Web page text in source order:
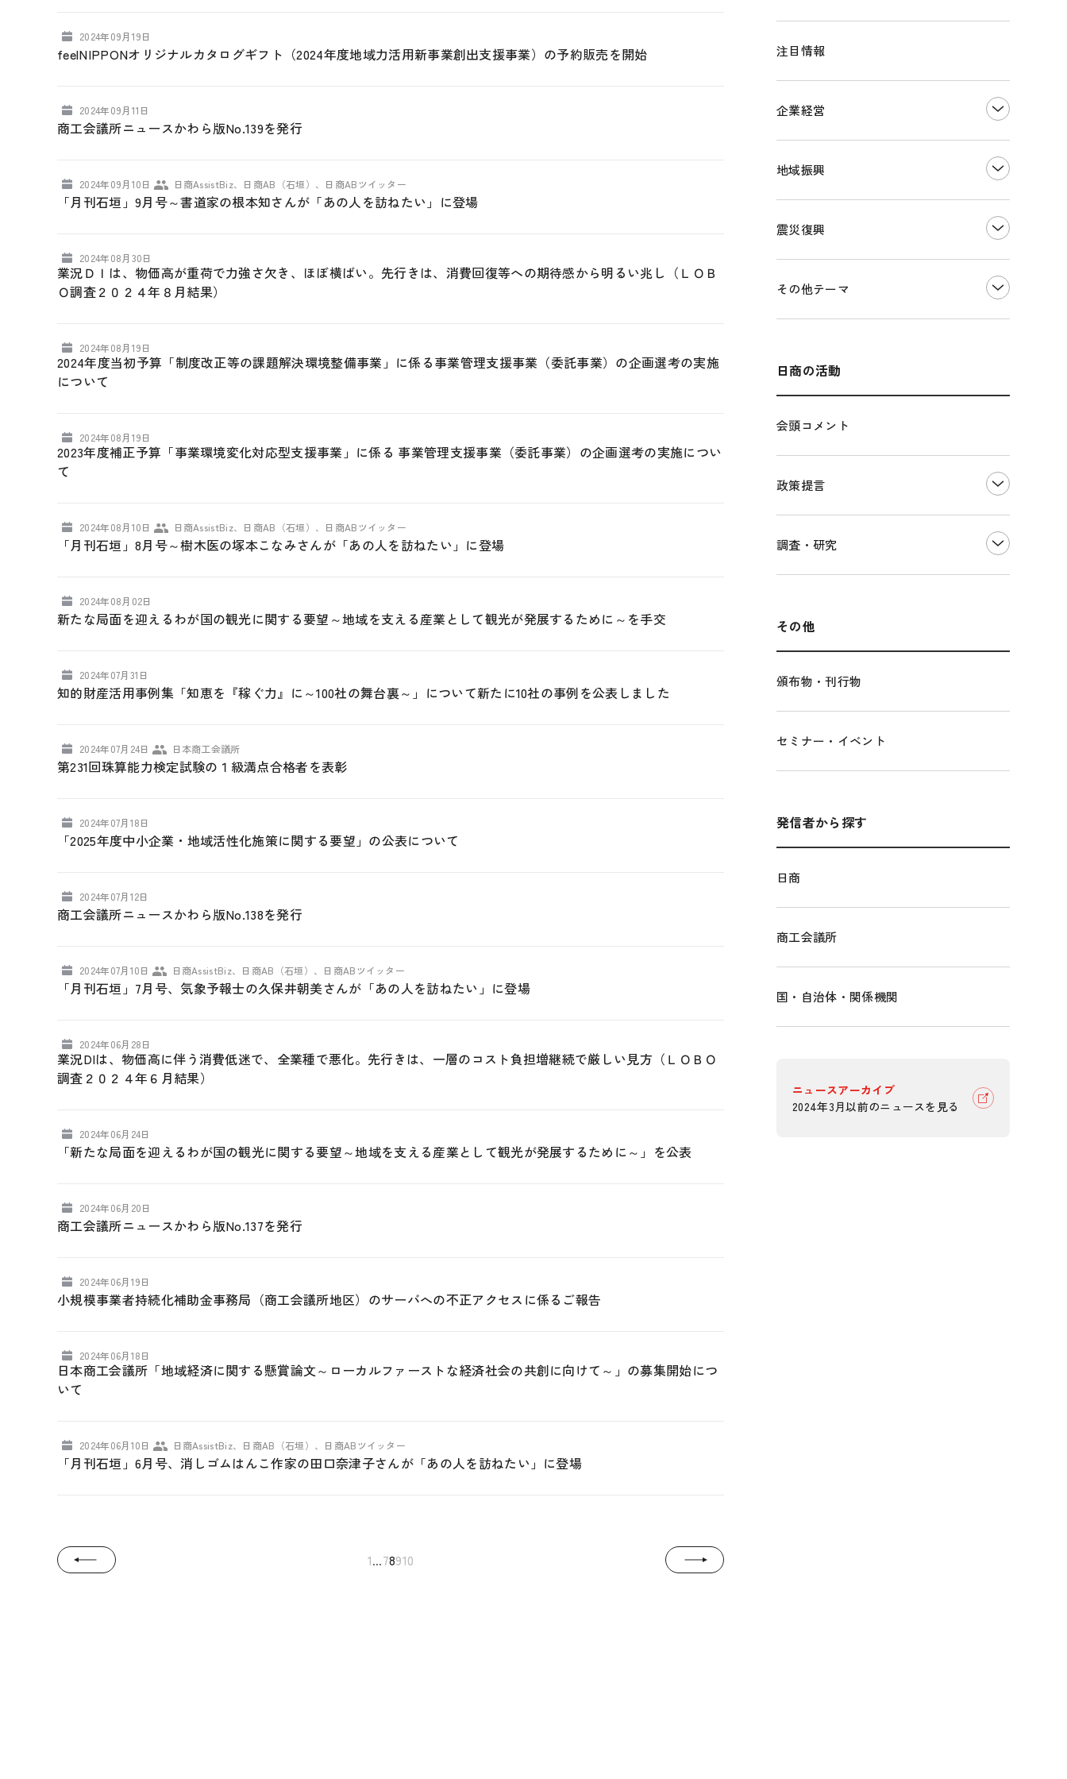
2024年09月19日
feelNIPPONオリジナルカタログギフト（2024年度地域力活用新事業創出支援事業）の予約販売を開始
2024年09月11日
商工会議所ニュースかわら版No.139を発行
2024年09月10日 日商AssistBiz、日商AB（石垣）、日商ABツイッター
「月刊石垣」9月号～書道家の根本知さんが「あの人を訪ねたい」に登場
2024年08月30日
業況ＤＩは、物価高が重荷で力強さ欠き、ほぼ横ばい。先行きは、消費回復等への期待感から明るい兆し（ＬＯＢ
Ｏ調査２０２４年８月結果）
2024年08月19日
2024年度当初予算「制度改正等の課題解決環境整備事業」に係る事業管理支援事業（委託事業）の企画選考の実施
について
2024年08月19日
2023年度補正予算「事業環境変化対応型支援事業」に係る 事業管理支援事業（委託事業）の企画選考の実施につい
て
2024年08月10日 日商AssistBiz、日商AB（石垣）、日商ABツイッター
「月刊石垣」8月号～樹木医の塚本こなみさんが「あの人を訪ねたい」に登場
2024年08月02日
新たな局面を迎えるわが国の観光に関する要望～地域を支える産業として観光が発展するために～を手交
2024年07月31日
知的財産活用事例集「知恵を『稼ぐ力』に～100社の舞台裏～」について新たに10社の事例を公表しました
2024年07月24日 日本商工会議所
第231回珠算能力検定試験の１級満点合格者を表彰
2024年07月18日
「2025年度中小企業・地域活性化施策に関する要望」の公表について
2024年07月12日
商工会議所ニュースかわら版No.138を発行
2024年07月10日 日商AssistBiz、日商AB（石垣）、日商ABツイッター
「月刊石垣」7月号、気象予報士の久保井朝美さんが「あの人を訪ねたい」に登場
2024年06月28日
業況DIは、物価高に伴う消費低迷で、全業種で悪化。先行きは、一層のコスト負担増継続で厳しい見方（ＬＯＢＯ
調査２０２４年６月結果）
2024年06月24日
「新たな局面を迎えるわが国の観光に関する要望～地域を支える産業として観光が発展するために～」を公表
2024年06月20日
商工会議所ニュースかわら版No.137を発行
2024年06月19日
小規模事業者持続化補助金事務局（商工会議所地区）のサーバへの不正アクセスに係るご報告
2024年06月18日
日本商工会議所「地域経済に関する懸賞論文～ローカルファーストな経済社会の共創に向けて～」の募集開始につ
いて
2024年06月10日 日商AssistBiz、日商AB（石垣）、日商ABツイッター
「月刊石垣」6月号、消しゴムはんこ作家の田口奈津子さんが「あの人を訪ねたい」に登場
1...78910
注目情報
企業経営
地域振興
震災復興
その他テーマ
多様な人材の活躍推進
各種制度・助成金
パートナーシップ構築宣言
海外展開イニシアティブ
輸出管理体制構築支援
日商の活動
会頭コメント
政策提言
国土強靭化・社会基盤整備・震災復興
調査・研究
その他
頒布物・刊行物
セミナー・イベント
発信者から探す
日商
商工会議所
国・自治体・関係機関
ニュースアーカイブ
2024年3月以前のニュースを見る